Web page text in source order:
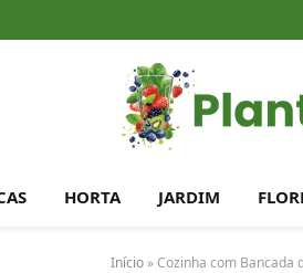
HORTA JARDIM
Início»Cozinha com Bancada